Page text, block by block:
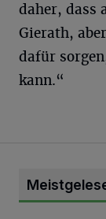
daher, dass
Gierath,
dafür
kann.“